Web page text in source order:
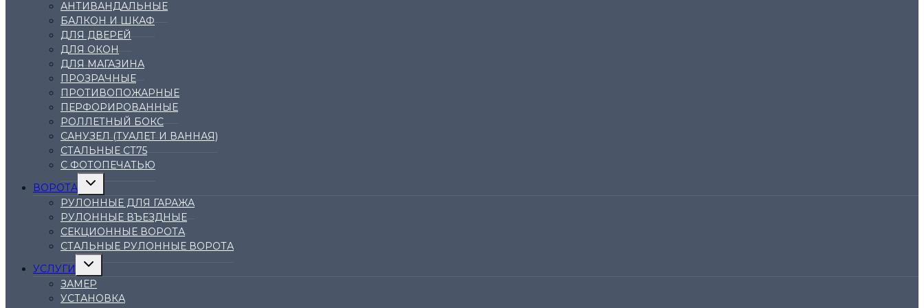
АНТИВАНДАЛЬНЫЕ
БАЛКОН И ШКАФ
ДЛЯ ДВЕРЕЙ
ДЛЯ ОКОН
ДЛЯ МАГАЗИНА
ПРОЗРАЧНЫЕ
ПРОТИВОПОЖАРНЫЕ
ПЕРФОРИРОВАННЫЕ
РОЛЛЕТНЫЙ БОКС
САНУЗЕЛ (ТУАЛЕТ И ВАННАЯ)
СТАЛЬНЫЕ СТ75
С ФОТОПЕЧАТЬЮ
ВОРОТА
Переключить
дочернее
меню
РУЛОННЫЕ ДЛЯ ГАРАЖА
РУЛОННЫЕ ВЪЕЗДНЫЕ
СЕКЦИОННЫЕ ВОРОТА
СТАЛЬНЫЕ РУЛОННЫЕ ВОРОТА
УСЛУГИ
Переключить
дочернее
меню
ЗАМЕР
УСТАНОВКА